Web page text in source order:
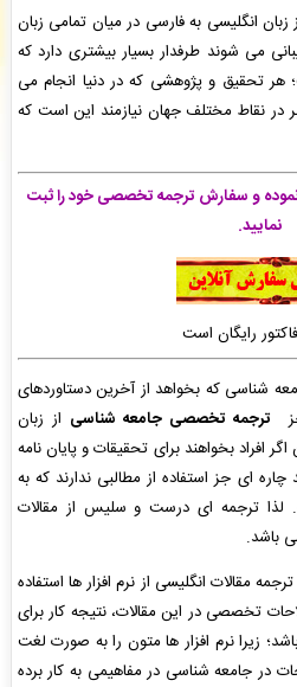
تایپ، صفحه آرایی شما صادر گردید برای دریافت
تایپ، صفحه آرایی شما صادر گردید برای دریافت
موفقیت پرداخت شد و سفارش تایپ، صفحه آرایی شما
زبان انگلیسی به فارسی در میان تمامی زبان
می شوند طرفدار بسیار بیشتری دارد که
تحقیق و پژوهشی که در دنیا انجام می
در نقاط مختلف جهان نیازمند این است که
و سفارش ترجمه تخصصی خود را ثبت
نمایید.
رایگان است
شناسی که بخواهد از آخرین دستاوردهای
ترجمه تخصصی جامعه شناسی از زبان
افراد بخواهند برای تحقیقات و پایان نامه
ای جز استفاده از مطالبی ندارند که به
لذا ترجمه ای درست و سلیس از مقالات
باشد.
مقالات انگلیسی از نرم افزار ها استفاده
تخصصی در این مقالات، نتیجه کار برای
زیرا نرم افزار ها متون را به صورت لغت
در جامعه شناسی در مفاهیمی به کار برده